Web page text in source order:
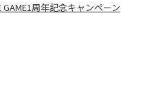
周年記念キャンペーン